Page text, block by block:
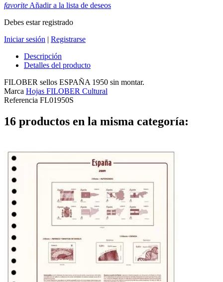
favorite Añadir a la lista de deseos
Debes estar registrado
Iniciar sesión | Registrarse
Descripción
Detalles del producto
FILOBER sellos ESPAÑA 1950 sin montar.
Marca Hojas FILOBER Cultural
Referencia FL01950S
16 productos en la misma categoría: